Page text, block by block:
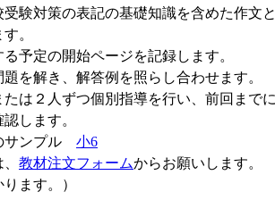
験対策の表記の基礎知識を含めた作文
。
予定の開始ページを記録します。
を解き、解答例を照らし合わせます。
は２人ずつ個別指導を行い、前回まで
します。
サンプル 小6
教材注文フォームからお願いします。
ます。）